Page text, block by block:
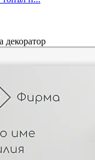
декоратор